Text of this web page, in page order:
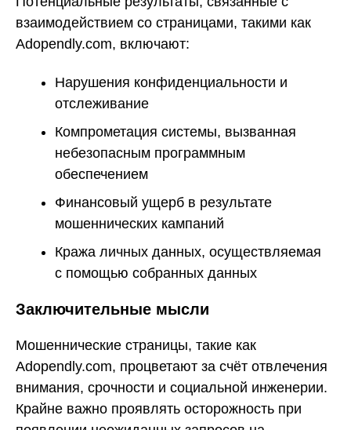
взаимодействием со страницами, такими как
Adopendly.com, включают:
Нарушения конфиденциальности и
отслеживание
Компрометация системы, вызванная
небезопасным программным
обеспечением
Финансовый ущерб в результате
мошеннических кампаний
Кража личных данных, осуществляемая
с помощью собранных данных
Заключительные мысли
Мошеннические страницы, такие как
Adopendly.com, процветают за счёт отвлечения
внимания, срочности и социальной инженерии.
Крайне важно проявлять осторожность при